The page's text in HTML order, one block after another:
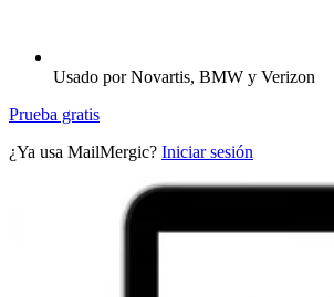
Usado por Novartis, BMW y Verizon
Prueba gratis
¿Ya usa MailMergic? Iniciar sesión